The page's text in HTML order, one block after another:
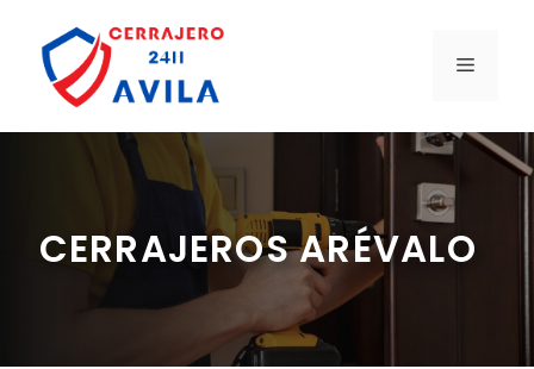
contenido
MENÚ
CERRAJEROS ARÉVALO